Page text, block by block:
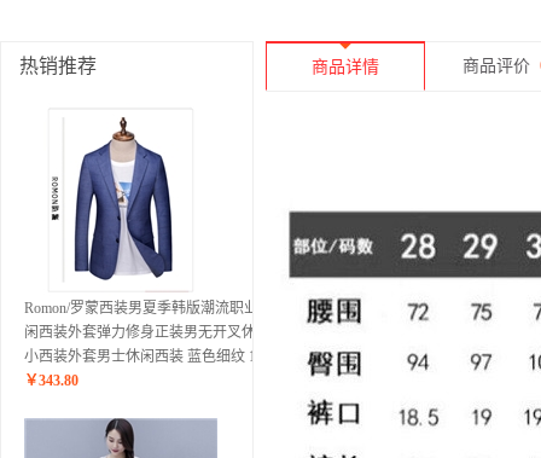
热销推荐
Romon/罗蒙西装男夏季韩版潮流职业休
闲西装外套弹力修身正装男无开叉休闲
小西装外套男士休闲西装 蓝色细纹 180
￥343.80
商品详情 商品评价